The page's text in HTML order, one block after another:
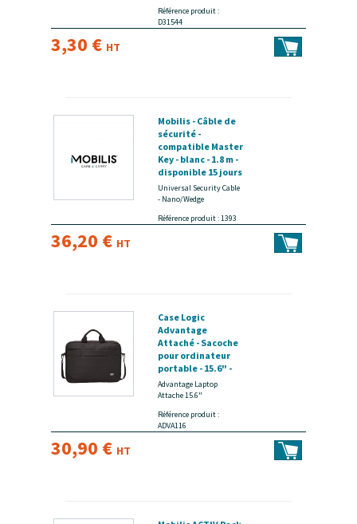
Référence produit :
D31544
3,30 € HT
Mobilis - Câble de
sécurité -
compatible Master
Key - blanc - 1.8 m -
disponible 15 jours
Universal Security Cable
- Nano/Wedge
Référence produit : 1393
36,20 € HT
Case Logic
Advantage
Attaché - Sacoche
pour ordinateur
portable - 15.6" -
noir - disponible 15
jours
Advantage Laptop
Attache 15.6"
Référence produit :
ADVA116
30,90 € HT